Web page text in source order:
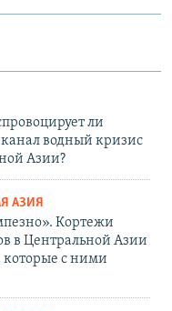
ли
водный кризис
Азии?
АЗИЯ
Кортежи
в Центральной Азии
которые с ними